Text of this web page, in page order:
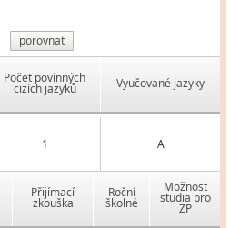
porovnat
Počet povinných
cizích jazyků Vyučované jazyky
1 A
Přijímací
zkouška
Roční
školné
Možnost
studia pro
ZP